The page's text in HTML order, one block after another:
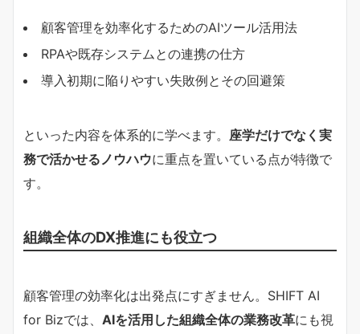
顧客管理を効率化するためのAIツール活用法
RPAや既存システムとの連携の仕方
導入初期に陥りやすい失敗例とその回避策
といった内容を体系的に学べます。 座学だけでなく実
務で活かせるノウハウに重点を置いている点が特徴で
す。
組織全体のDX推進にも役立つ
顧客管理の効率化は出発点にすぎません。SHIFT AI
for Bizでは、 AIを活用した組織全体の業務改革にも視